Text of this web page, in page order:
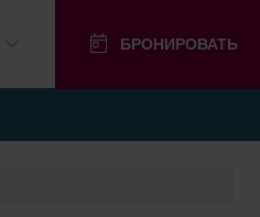
БРОНИРОВАТЬ